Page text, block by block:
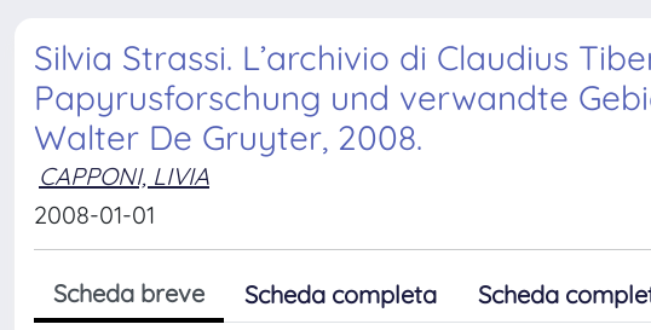
Silvia Strassi. L’archivio di Claudius
Papyrusforschung und verwandte
Walter De Gruyter, 2008.
CAPPONI, LIVIA
2008-01-01
Scheda breve Scheda completa Scheda